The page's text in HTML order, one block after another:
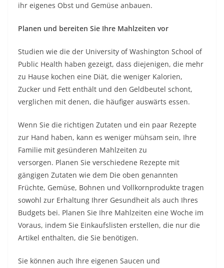
ihr eigenes Obst und Gemüse anbauen.
Planen und bereiten Sie Ihre Mahlzeiten vor
Studien wie die der University of Washington School of
Public Health haben gezeigt, dass diejenigen, die mehr
zu Hause kochen eine Diät, die weniger Kalorien,
Zucker und Fett enthält und den Geldbeutel schont,
verglichen mit denen, die häufiger auswärts essen.
Wenn Sie die richtigen Zutaten und ein paar Rezepte
zur Hand haben, kann es weniger mühsam sein, Ihre
Familie mit gesünderen Mahlzeiten zu
versorgen. Planen Sie verschiedene Rezepte mit
gängigen Zutaten wie dem Die oben genannten
Früchte, Gemüse, Bohnen und Vollkornprodukte tragen
sowohl zur Erhaltung Ihrer Gesundheit als auch Ihres
Budgets bei. Planen Sie Ihre Mahlzeiten eine Woche im
Voraus, indem Sie Einkaufslisten erstellen, die nur die
Artikel enthalten, die Sie benötigen.
Sie können auch Ihre eigenen Saucen und